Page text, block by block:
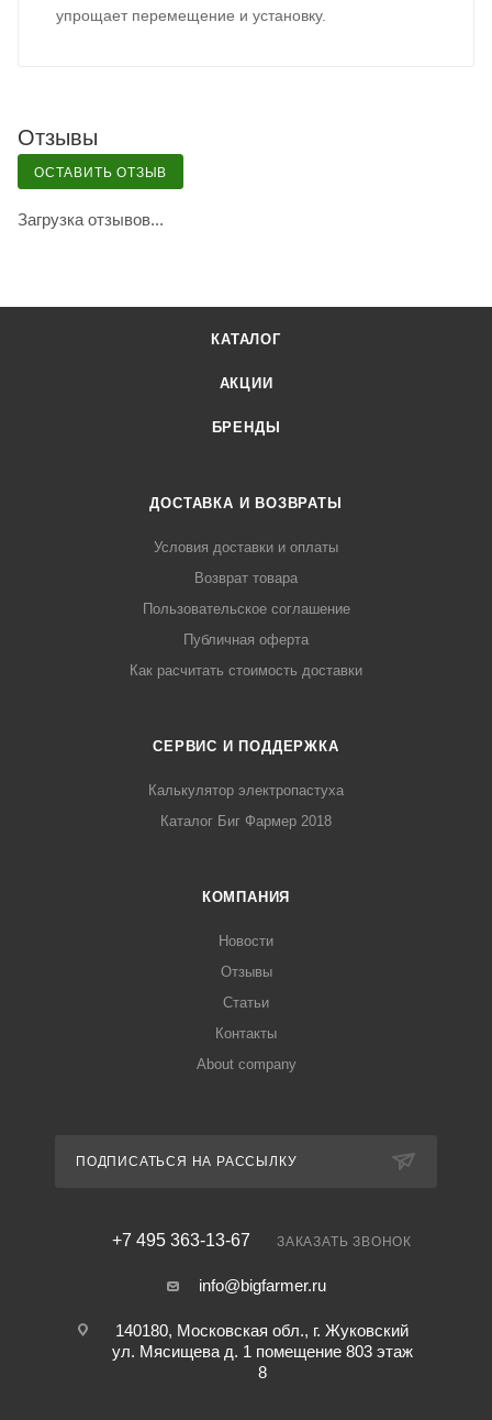
упрощает перемещение и установку.
Отзывы
ОСТАВИТЬ ОТЗЫВ
Загрузка отзывов...
КАТАЛОГ
АКЦИИ
БРЕНДЫ
ДОСТАВКА И ВОЗВРАТЫ
Условия доставки и оплаты
Возврат товара
Пользовательское соглашение
Публичная оферта
Как расчитать стоимость доставки
СЕРВИС И ПОДДЕРЖКА
Калькулятор электропастуха
Каталог Биг Фармер 2018
КОМПАНИЯ
Новости
Отзывы
Статьи
Контакты
About company
ПОДПИСАТЬСЯ НА РАССЫЛКУ
+7 495 363-13-67 ЗАКАЗАТЬ ЗВОНОК
info@bigfarmer.ru
140180, Московская обл., г. Жуковский
ул. Мясищева д. 1 помещение 803 этаж
8